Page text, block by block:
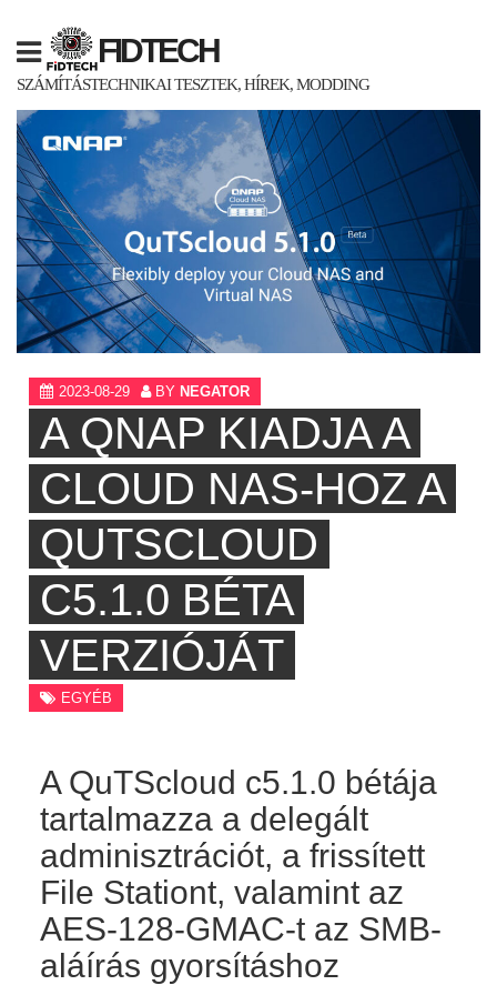
content
FIDTECH
SZÁMÍTÁSTECHNIKAI TESZTEK, HÍREK, MODDING
2023-08-29 BY NEGATOR
A QNAP KIADJA A
CLOUD NAS-HOZ A
QUTSCLOUD
C5.1.0 BÉTA
VERZIÓJÁT
EGYÉB
A QuTScloud c5.1.0 bétája
tartalmazza a delegált
adminisztrációt, a frissített
File Stationt, valamint az
AES-128-GMAC-t az SMB-
aláírás gyorsításhoz